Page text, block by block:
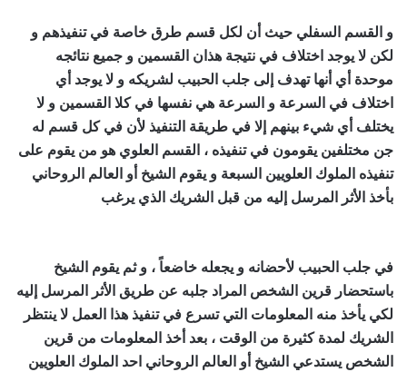
و القسم السفلي حيث أن لكل قسم طرق خاصة في تنفيذهم و
لكن لا يوجد اختلاف في نتيجة هذان القسمين و جميع نتائجه
موحدة أي أنها تهدف إلى جلب الحبيب لشريكه و لا يوجد أي
اختلاف في السرعة و السرعة هي نفسها في كلا القسمين و لا
يختلف أي شيء بينهم إلا في طريقة التنفيذ لأن في كل قسم له
جن مختلفين يقومون في تنفيذه ، القسم العلوي هو من يقوم على
تنفيذه الملوك العلويين السبعة و يقوم الشيخ أو العالم الروحاني
بأخذ الأثر المرسل إليه من قبل الشريك الذي يرغب
في جلب الحبيب لأحضانه و يجعله خاضعاً ، و ثم يقوم الشيخ
باستحضار قرين الشخص المراد جلبه عن طريق الأثر المرسل إليه
لكي يأخذ منه المعلومات التي تسرع في تنفيذ هذا العمل لا ينتظر
الشريك لمدة كثيرة من الوقت ، بعد أخذ المعلومات من قرين
الشخص يستدعي الشيخ أو العالم الروحاني احد الملوك العلويين